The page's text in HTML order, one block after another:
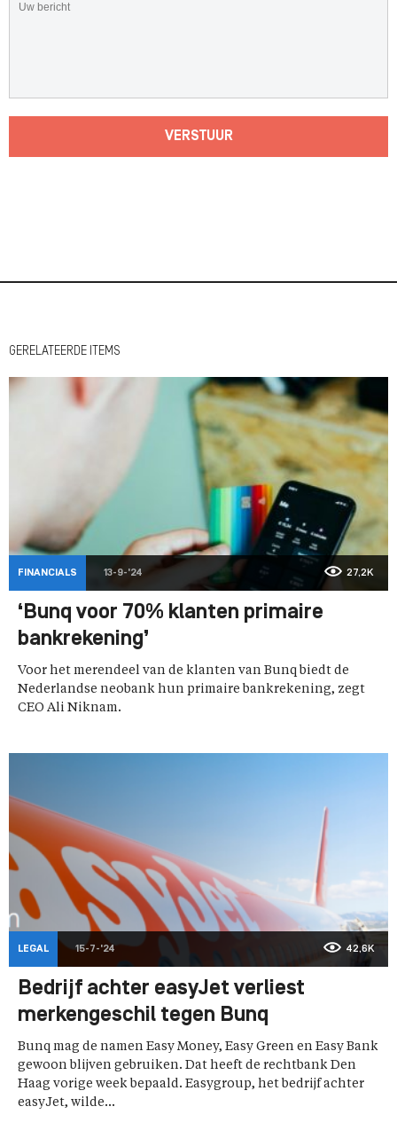
VERSTUUR
GERELATEERDE ITEMS
FINANCIALS 13-9-'24 27,2K
‘Bunq voor 70% klanten primaire
bankrekening’
Voor het merendeel van de klanten van Bunq biedt de
Nederlandse neobank hun primaire bankrekening, zegt
CEO Ali Niknam.
LEGAL 15-7-'24 42,6K
Bedrijf achter easyJet verliest
merkengeschil tegen Bunq
Bunq mag de namen Easy Money, Easy Green en Easy Bank
gewoon blijven gebruiken. Dat heeft de rechtbank Den
Haag vorige week bepaald. Easygroup, het bedrijf achter
easyJet, wilde...